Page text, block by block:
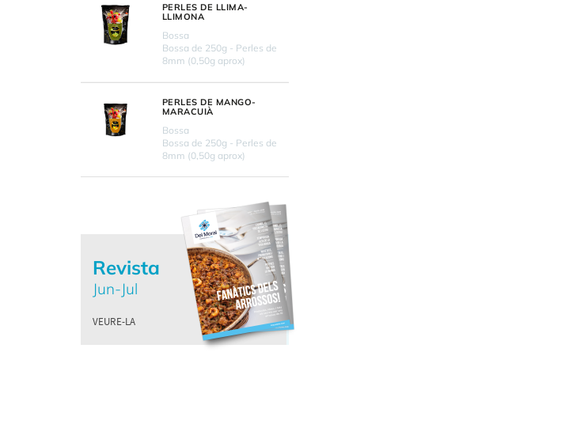
PERLES DE LLIMA-
LLIMONA
Bossa
Bossa de 250g - Perles de
8mm (0,50g aprox)
PERLES DE MANGO-
MARACUIÀ
Bossa
Bossa de 250g - Perles de
8mm (0,50g aprox)
Revista
Jun-Jul
VEURE-LA